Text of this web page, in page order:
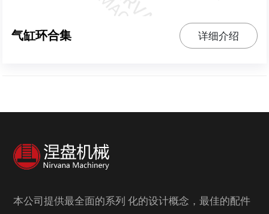
气缸环合集 详细介绍
本公司提供最全面的系列 化的设计概念，最佳的配件